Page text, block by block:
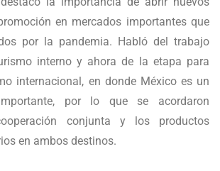
en mercados importantes que
por la pandemia. Habló del trabajo
interno y ahora de la etapa para
internacional, en donde México es un
por lo que se acordaron
conjunta y los productos
en ambos destinos.